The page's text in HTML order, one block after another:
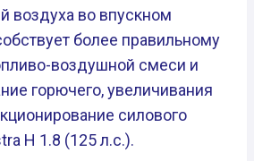
воздуха во впускном
более правильному
воздушной смеси и
горючего, увеличивания
силового
H 1.8 (125 л.с.).